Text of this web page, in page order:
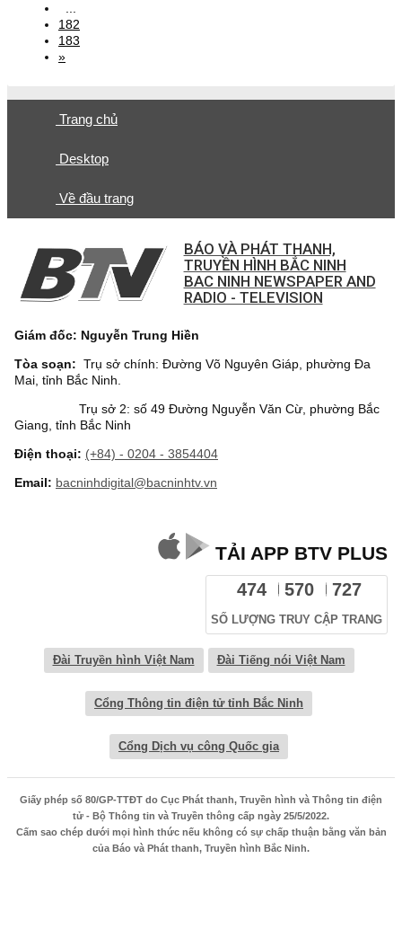
182
183
»
Trang chủ
Desktop
Về đầu trang
BÁO VÀ PHÁT THANH,
TRUYỀN HÌNH BẮC NINH
BAC NINH NEWSPAPER AND
RADIO - TELEVISION
Giám đốc: Nguyễn Trung Hiền
Tòa soạn: Trụ sở chính: Đường Võ Nguyên Giáp, phường Đa
Mai, tỉnh Bắc Ninh.
Trụ sở 2: số 49 Đường Nguyễn Văn Cừ, phường Bắc
Giang, tỉnh Bắc Ninh
Điện thoại: (+84) - 0204 - 3854404
Email: bacninhdigital@bacninhtv.vn
TẢI APP BTV PLUS
474 570 727
SỐ LƯỢNG TRUY CẬP TRANG
Đài Truyền hình Việt Nam Đài Tiếng nói Việt Nam
Cổng Thông tin điện tử tỉnh Bắc Ninh
Cổng Dịch vụ công Quốc gia
Giấy phép số 80/GP-TTĐT do Cục Phát thanh, Truyền hình và Thông tin điện
tử - Bộ Thông tin và Truyền thông cấp ngày 25/5/2022.
Cấm sao chép dưới mọi hình thức nếu không có sự chấp thuận bằng văn bản
của Báo và Phát thanh, Truyền hình Bắc Ninh.